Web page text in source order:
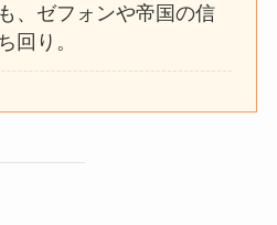
、ゼフォンや帝国の信
回り。